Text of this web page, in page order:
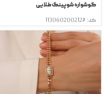
گوشواره شوپینگ طلایی
کد: #113060200212